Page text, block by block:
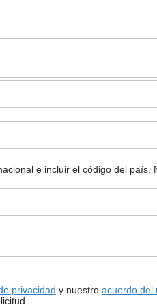
e incluir el código del país.
privacidad y nuestro acuerdo del